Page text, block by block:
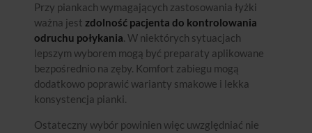
Przy piankach wymagających zastosowania łyżki
ważna jest zdolność pacjenta do kontrolowania
odruchu połykania. W niektórych sytuacjach
lepszym wyborem mogą być preparaty aplikowane
bezpośrednio na zęby. Komfort zabiegu mogą
dodatkowo poprawić warianty smakowe i lekka
konsystencja pianki.
Ostateczny wybór powinien więc uwzględniać nie